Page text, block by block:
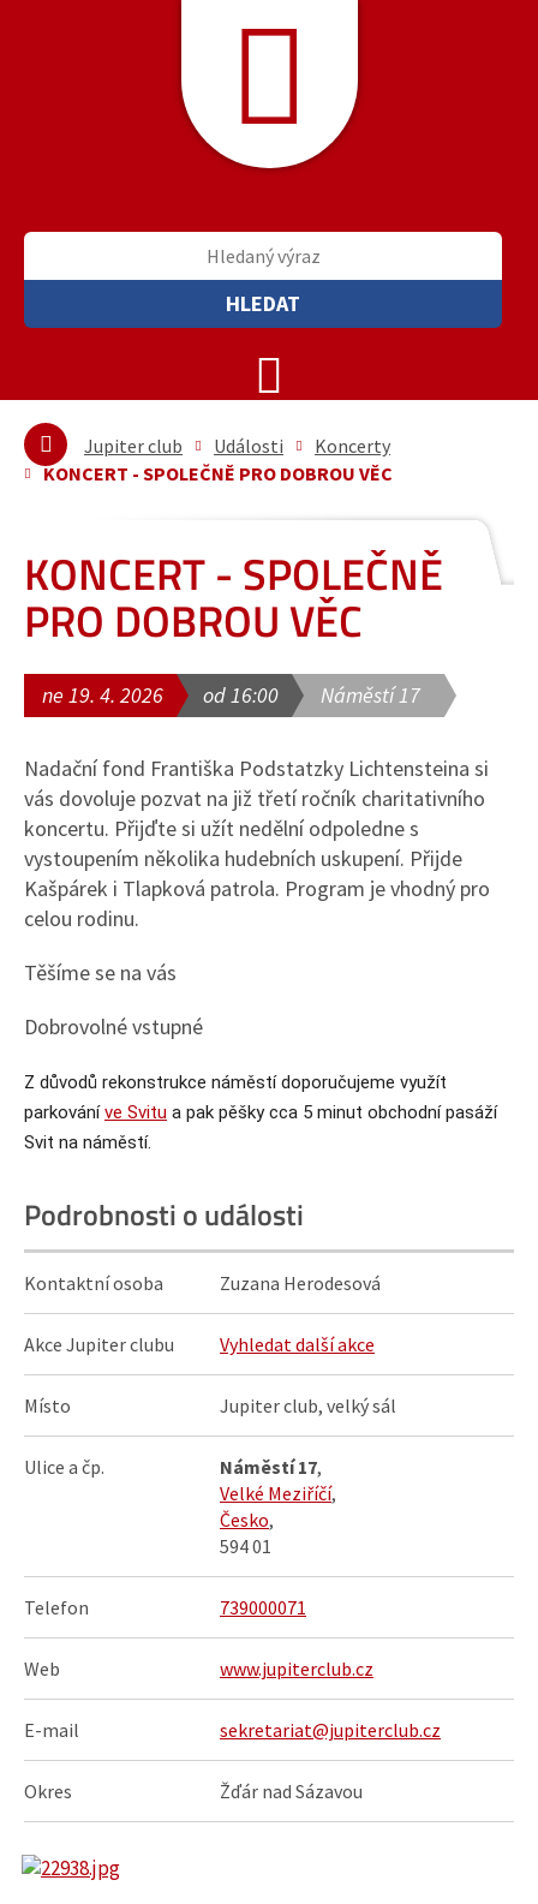
HLEDAT
Jupiter club Události
Koncerty
KONCERT - SPOLEČNĚ PRO DOBROU VĚC
KONCERT - SPOLEČNĚ
PRO DOBROU VĚC
ne 19. 4. 2026 od 16:00 Náměstí 17
Nadační fond Františka Podstatzky Lichtensteina si
vás dovoluje pozvat na již třetí ročník charitativního
koncertu. Přijďte si užít nedělní odpoledne s
vystoupením několika hudebních uskupení. Přijde
Kašpárek i Tlapková patrola. Program je vhodný pro
celou rodinu.
Těšíme se na vás
Dobrovolné vstupné
Z důvodů rekonstrukce náměstí doporučujeme využít
parkováníve Svitu a pak pěšky cca 5 minut obchodní pasáží
Svit na náměstí.
Podrobnosti o události
Kontaktní osoba Zuzana Herodesová
Akce Jupiter clubu Vyhledat další akce
Místo Jupiter club, velký sál
Ulice a čp. Náměstí 17,
Velké Meziříčí,
Česko,
594 01
Telefon 739000071
Web www.jupiterclub.cz
E-mail sekretariat@jupiterclub.cz
Okres Žďár nad Sázavou